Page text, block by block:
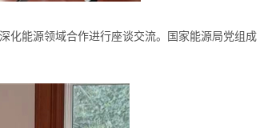
化能源领域合作进行座谈交流。国家能源局党组成